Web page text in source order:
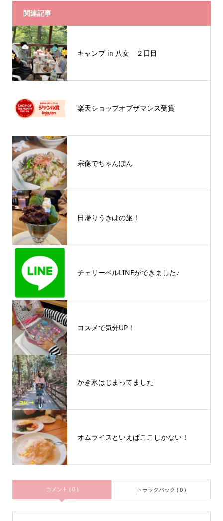
関連記事
キャンプ in 八女 ２日目
楽天ショップオブザマンス受賞
宗像でちゃんぽん
日帰りうきはの旅！
チェリーベルLINEができました♪
コスメで気分UP！
かき氷はじまってました
オムライスといえばここしかない！
コメント ( 0 ) トラックバック ( 0 )